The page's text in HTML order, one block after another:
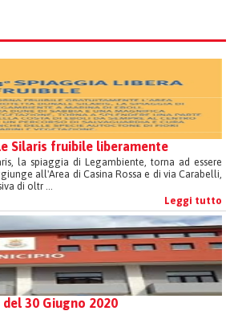
Silaris fruibile liberamente
la spiaggia di Legambiente, torna ad essere
all'Area di Casina Rossa e di via Carabelli,
di oltr ...
Leggi tutto
30 Giugno 2020